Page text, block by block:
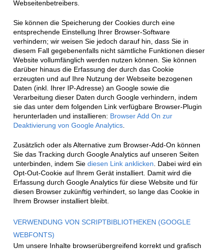
Webseitenbetreibers.
Sie können die Speicherung der Cookies durch eine
entsprechende Einstellung Ihrer Browser-Software
verhindern; wir weisen Sie jedoch darauf hin, dass Sie in
diesem Fall gegebenenfalls nicht sämtliche Funktionen dieser
Website vollumfänglich werden nutzen können. Sie können
darüber hinaus die Erfassung der durch das Cookie
erzeugten und auf Ihre Nutzung der Webseite bezogenen
Daten (inkl. Ihrer IP-Adresse) an Google sowie die
Verarbeitung dieser Daten durch Google verhindern, indem
sie das unter dem folgenden Link verfügbare Browser-Plugin
herunterladen und installieren: Browser Add On zur
Deaktivierung von Google Analytics.
Zusätzlich oder als Alternative zum Browser-Add-On können
Sie das Tracking durch Google Analytics auf unseren Seiten
unterbinden, indem Sie diesen Link anklicken . Dabei wird ein
Opt-Out-Cookie auf Ihrem Gerät installiert. Damit wird die
Erfassung durch Google Analytics für diese Website und für
diesen Browser zukünftig verhindert, so lange das Cookie in
Ihrem Browser installiert bleibt.
VERWENDUNG VON SCRIPTBIBLIOTHEKEN (GOOGLE
WEBFONTS)
Um unsere Inhalte browserübergreifend korrekt und grafisch